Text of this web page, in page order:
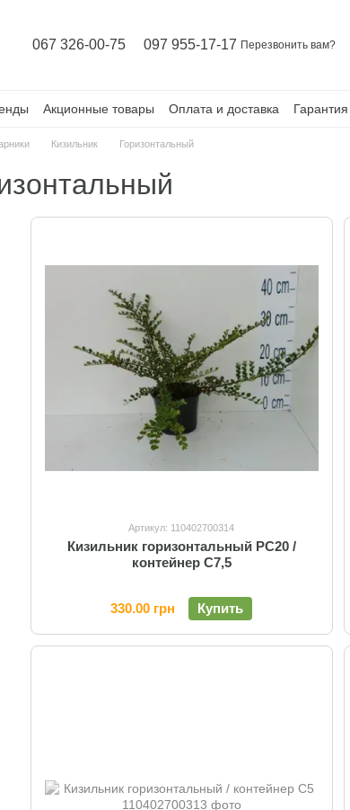
067 326-00-75 097 955-17-17 Перезвонить вам?
Акционные товары Оплата и доставка Гарантия
Кизильник Горизонтальный
Артикул: 110402700314
Кизильник горизонтальный PC20 /
контейнер C7,5
330.00 грн Купить